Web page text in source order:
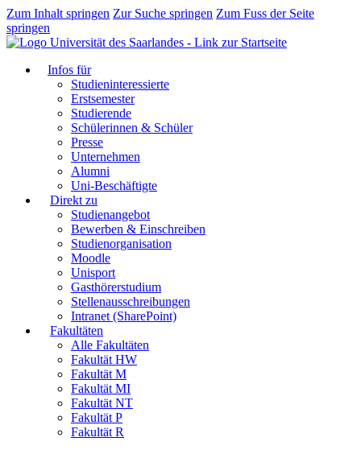
Zum Inhalt springen Zur Suche springen Zum Fuss der Seite
springen
Infos für
Studieninteressierte
Erstsemester
Studierende
Schülerinnen & Schüler
Presse
Unternehmen
Alumni
Uni-Beschäftigte
Direkt zu
Studienangebot
Bewerben & Einschreiben
Studienorganisation
Moodle
Unisport
Gasthörerstudium
Stellenausschreibungen
Intranet (SharePoint)
Fakultäten
Alle Fakultäten
Fakultät HW
Fakultät M
Fakultät MI
Fakultät NT
Fakultät P
Fakultät R